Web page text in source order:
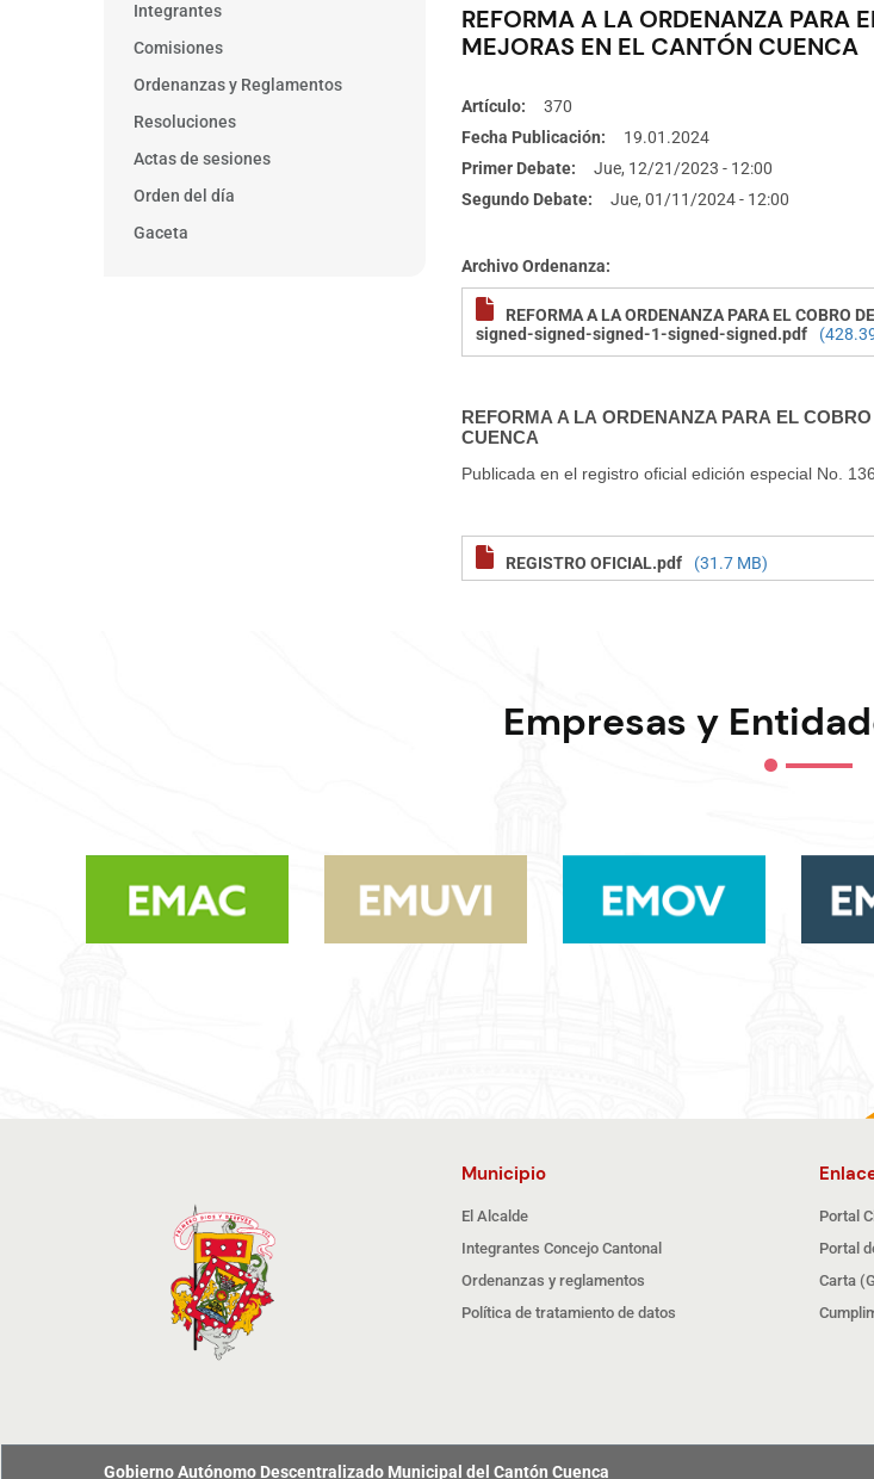
REFORMA A LA ORDENANZA PARA
MEJORAS EN EL CANTÓN CUENCA
Artículo
370
Fecha Publicación
19.01.2024
Primer Debate
Jue, 12/21/2023 - 12:00
Segundo Debate
Jue, 01/11/2024 - 12:00
Archivo Ordenanza
REFORMA A LA ORDENANZA PARA EL COBRO
signed-signed-signed-1-signed-signed.pdf
REFORMA A LA ORDENANZA PARA EL
CUENCA
Publicada en el registro oficial edición especial No.
REGISTRO OFICIAL.pdf (31.7 MB)
Integrantes
Comisiones
Ordenanzas y Reglamentos
Resoluciones
Actas de sesiones
Orden del día
Gaceta
Empresas y
Municipio
El Alcalde
Integrantes Concejo Cantonal
Ordenanzas y reglamentos
Política de tratamiento de datos
Portal
Portal
Carta
Gobierno Autónomo Descentralizado Municipal del Cantón Cuenca